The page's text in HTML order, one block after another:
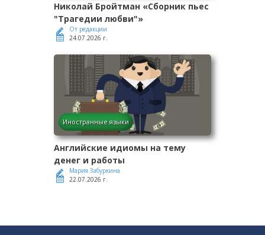
Николай Бройтман «Сборник пьес
"Трагедии любви"»
От редакции
24.07.2026 г.
Иностранные языки
Английские идиомы на тему
денег и работы
Мария Забуркина
22.07.2026 г.